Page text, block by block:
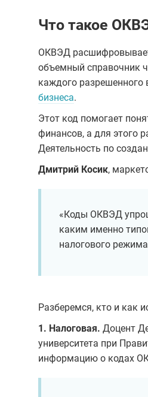
Что такое
ОКВЭД
объемный справочник
каждого разрешенного
бизнеса.
Этот код помогает
финансов, а для этого
Деятельность по
Дмитрий Косик,
«Коды ОКВЭД
каким именно
налогового
Разберемся, кто и как
1. Налоговая. Доцент
университета при
информацию о кодах